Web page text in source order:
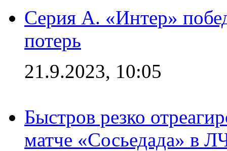
Серия А. «Интер»
потерь
21.9.2023, 10:05
Быстров резко
матче «Сосьедада» в